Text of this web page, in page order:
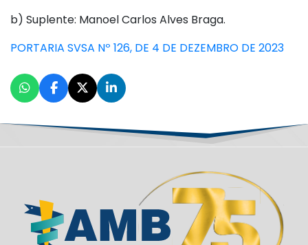
b) Suplente: Manoel Carlos Alves Braga.
PORTARIA SVSA Nº 126, DE 4 DE DEZEMBRO DE 2023